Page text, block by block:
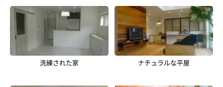
洗練された家 ナチュラルな平屋